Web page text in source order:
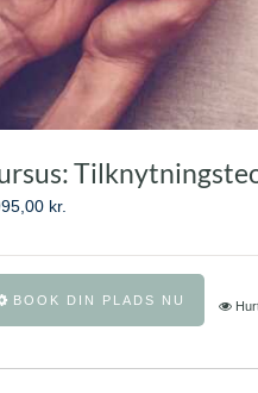
kr.
BOOK DIN PLADS NU
vare
flere